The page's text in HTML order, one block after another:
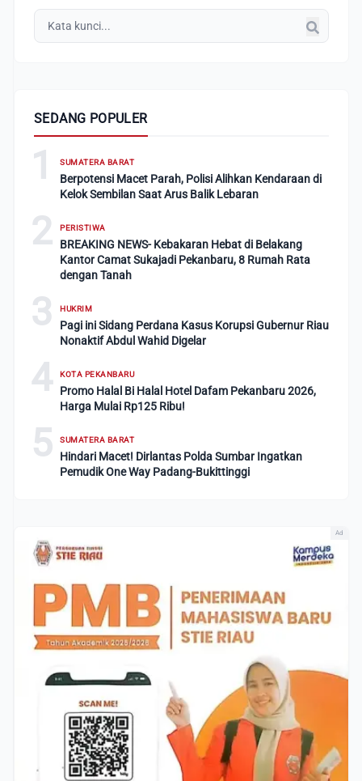
SEDANG POPULER
1 SUMATERA BARAT
Berpotensi Macet Parah, Polisi Alihkan Kendaraan di
Kelok Sembilan Saat Arus Balik Lebaran
2 PERISTIWA
BREAKING NEWS- Kebakaran Hebat di Belakang
Kantor Camat Sukajadi Pekanbaru, 8 Rumah Rata
dengan Tanah
3 HUKRIM
Pagi ini Sidang Perdana Kasus Korupsi Gubernur Riau
Nonaktif Abdul Wahid Digelar
4 KOTA PEKANBARU
Promo Halal Bi Halal Hotel Dafam Pekanbaru 2026,
Harga Mulai Rp125 Ribu!
5 SUMATERA BARAT
Hindari Macet! Dirlantas Polda Sumbar Ingatkan
Pemudik One Way Padang-Bukittinggi
Ad